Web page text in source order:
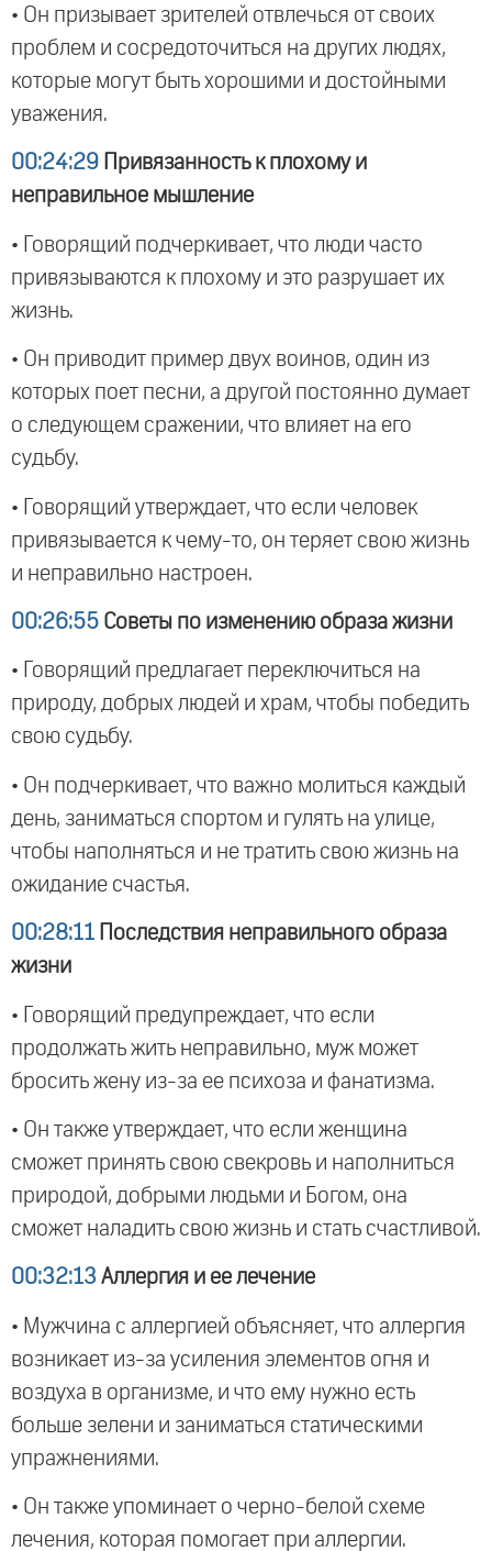
• Он призывает зрителей отвлечься от своих
проблем и сосредоточиться на других людях,
которые могут быть хорошими и достойными
уважения.
00:24:29 Привязанность к плохому и
неправильное мышление
• Говорящий подчеркивает, что люди часто
привязываются к плохому и это разрушает их
жизнь.
• Он приводит пример двух воинов, один из
которых поет песни, а другой постоянно думает
о следующем сражении, что влияет на его
судьбу.
• Говорящий утверждает, что если человек
привязывается к чему-то, он теряет свою жизнь
и неправильно настроен.
00:26:55 Советы по изменению образа жизни
• Говорящий предлагает переключиться на
природу, добрых людей и храм, чтобы победить
свою судьбу.
• Он подчеркивает, что важно молиться каждый
день, заниматься спортом и гулять на улице,
чтобы наполняться и не тратить свою жизнь на
ожидание счастья.
00:28:11 Последствия неправильного образа
жизни
• Говорящий предупреждает, что если
продолжать жить неправильно, муж может
бросить жену из-за ее психоза и фанатизма.
• Он также утверждает, что если женщина
сможет принять свою свекровь и наполниться
природой, добрыми людьми и Богом, она
сможет наладить свою жизнь и стать счастливой.
00:32:13 Аллергия и ее лечение
• Мужчина с аллергией объясняет, что аллергия
возникает из-за усиления элементов огня и
воздуха в организме, и что ему нужно есть
больше зелени и заниматься статическими
упражнениями.
• Он также упоминает о черно-белой схеме
лечения, которая помогает при аллергии.